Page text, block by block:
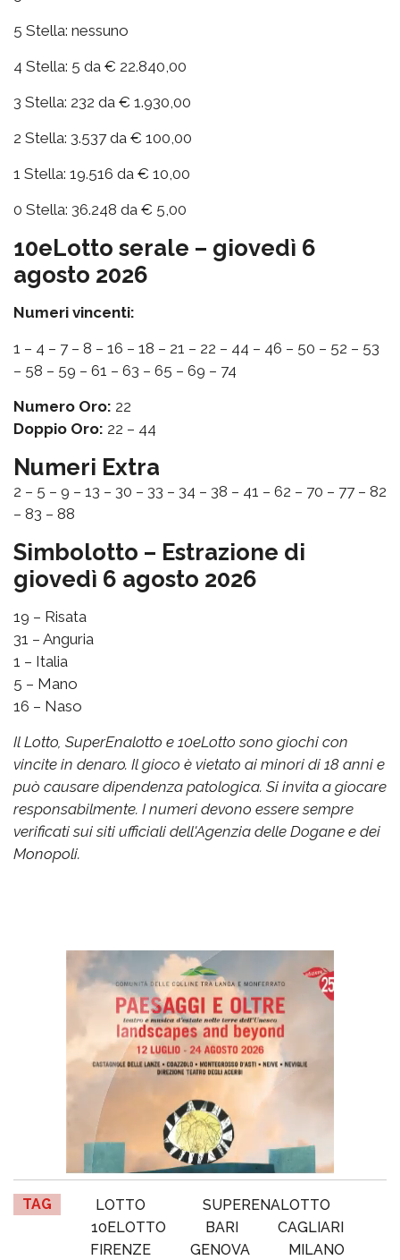
5 Stella: nessuno
4 Stella: 5 da € 22.840,00
3 Stella: 232 da € 1.930,00
2 Stella: 3.537 da € 100,00
1 Stella: 19.516 da € 10,00
0 Stella: 36.248 da € 5,00
10eLotto serale – giovedì 6
agosto 2026
Numeri vincenti:
1 – 4 – 7 – 8 – 16 – 18 – 21 – 22 – 44 – 46 – 50 – 52 – 53
– 58 – 59 – 61 – 63 – 65 – 69 – 74
Numero Oro: 22
Doppio Oro: 22 – 44
Numeri Extra
2 – 5 – 9 – 13 – 30 – 33 – 34 – 38 – 41 – 62 – 70 – 77 – 82
– 83 – 88
Simbolotto – Estrazione di
giovedì 6 agosto 2026
19 – Risata
31 – Anguria
1 – Italia
5 – Mano
16 – Naso
Il Lotto, SuperEnalotto e 10eLotto sono giochi con
vincite in denaro. Il gioco è vietato ai minori di 18 anni e
può causare dipendenza patologica. Si invita a giocare
responsabilmente. I numeri devono essere sempre
verificati sui siti ufficiali dell'Agenzia delle Dogane e dei
Monopoli.
TAG LOTTO
SUPERENALOTTO
10ELOTTO
BARI
CAGLIARI
FIRENZE
GENOVA
MILANO